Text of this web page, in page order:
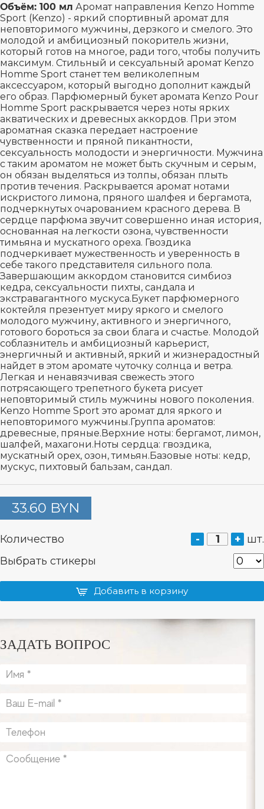
Объём: 100 мл Аромат направления Kenzo Homme
Sport (Kenzo) - яркий спортивный аромат для
неповторимого мужчины, дерзкого и смелого. Это
молодой и амбициозный покоритель жизни,
который готов на многое, ради того, чтобы получить
максимум. Стильный и сексуальный аромат Kenzo
Homme Sport станет тем великолепным
аксессуаром, который выгодно дополнит каждый
его образ. Парфюмерный букет аромата Kenzo Pour
Homme Sport раскрывается через ноты ярких
акватических и древесных аккордов. При этом
ароматная сказка передает настроение
чувственности и пряной пикантности,
сексуальность молодости и энергичности. Мужчина
с таким ароматом не может быть скучным и серым,
он обязан выделяться из толпы, обязан плыть
против течения. Раскрывается аромат нотами
искристого лимона, пряного шалфея и бергамота,
подчеркнутых очарованием красного дерева. В
сердце парфюма звучит совершенно иная история,
основанная на легкости озона, чувственности
тимьяна и мускатного ореха. Гвоздика
подчеркивает мужественность и уверенность в
себе такого представителя сильного пола.
Завершающим аккордом становится симбиоз
кедра, сексуальности пихты, сандала и
экстравагантного мускуса.Букет парфюмерного
коктейля презентует миру яркого и смелого
молодого мужчину, активного и энергичного,
готового бороться за свои блага и счастье. Молодой
соблазнитель и амбициозный карьерист,
энергичный и активный, яркий и жизнерадостный
найдет в этом аромате чуточку солнца и ветра.
Легкая и ненавязчивая свежесть этого
потрясающего трепетного букета рисует
неповторимый стиль мужчины нового поколения.
Kenzo Homme Sport это аромат для яркого и
неповторимого мужчины.Группа ароматов:
древесные, пряные.Верхние ноты: бергамот, лимон,
шалфей, махагони.Ноты сердца: гвоздика,
мускатный орех, озон, тимьян.Базовые ноты: кедр,
мускус, пихтовый бальзам, сандал.
33.60 BYN
Количество - + шт.
Выбрать стикеры
Добавить в корзину
ЗАДАТЬ ВОПРОС